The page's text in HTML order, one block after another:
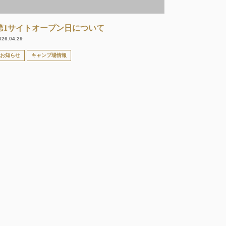
1サイトオープン日について
お知らせ キャンプ場情報